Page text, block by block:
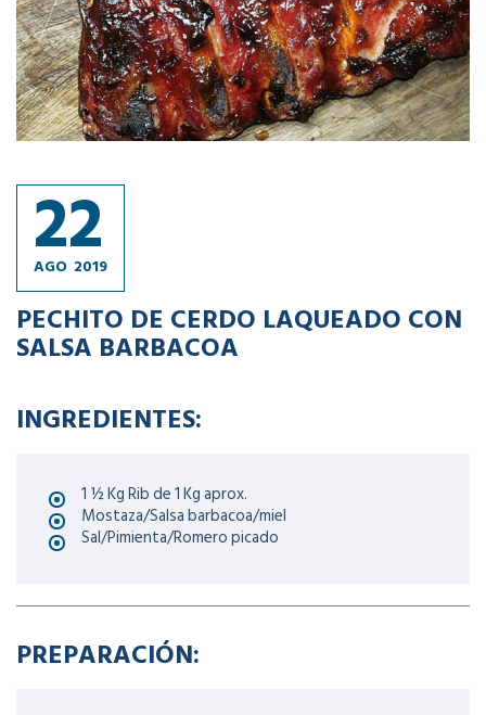
22
AGO 2019
PECHITO DE CERDO LAQUEADO CON
SALSA BARBACOA
INGREDIENTES:
1 ½ Kg Rib de 1 Kg aprox.
Mostaza/Salsa barbacoa/miel
Sal/Pimienta/Romero picado
PREPARACIÓN: